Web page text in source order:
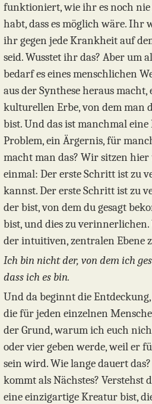
funktioniert, wie ihr es noch nie
habt, dass es möglich wäre. Ihr
ihr gegen jede Krankheit auf
seid. Wusstet ihr das? Aber um
bedarf es eines menschlichen
aus der Synthese heraus
kulturellen Erbe, von dem man
bist. Und das ist manchmal
Problem, ein Ärgernis, für
macht man das? Wir sitzen hier
einmal: Der erste Schritt ist zu
kannst. Der erste Schritt ist zu
der bist, von dem du gesagt
bist, und dies zu verinnerlichen.
der intuitiven, zentralen Ebene
Ich bin nicht der, von dem ich
dass ich es bin.
Und da beginnt die
die für jeden einzelnen
der Grund, warum ich euch
oder vier geben werde, weil er
sein wird. Wie lange dauert
kommt als Nächstes? Verstehst
eine einzigartige Kreatur bist,